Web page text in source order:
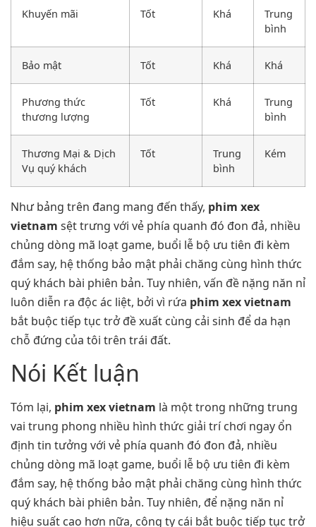
Khuyến mãi Tốt Khá
Trung
bình
Bảo mật Tốt Khá Khá
Phương thức
thương lượng
Tốt Khá
Trung
bình
Thương Mại & Dịch
Vụ quý khách
Tốt
Trung
bình
Kém
Như bảng trên đang mang đến thấy, phim xex
vietnam sệt trưng với vẻ phía quanh đó đon đả, nhiều
chủng dòng mã loạt game, buổi lễ bộ ưu tiên đi kèm
đắm say, hệ thống bảo mật phải chăng cùng hình thức
quý khách bài phiên bản. Tuy nhiên, vấn đề nặng năn nỉ
luôn diễn ra độc ác liệt, bởi vì rứa phim xex vietnam
bắt buộc tiếp tục trở đề xuất cùng cải sinh để da hạn
chỗ đứng của tôi trên trái đất.
Nói Kết luận
Tóm lại, phim xex vietnam là một trong những trung
vai trung phong nhiều hình thức giải trí chơi ngay ổn
định tin tưởng với vẻ phía quanh đó đon đả, nhiều
chủng dòng mã loạt game, buổi lễ bộ ưu tiên đi kèm
đắm say, hệ thống bảo mật phải chăng cùng hình thức
quý khách bài phiên bản. Tuy nhiên, để nặng năn nỉ
hiệu suất cao hơn nữa, công ty cái bắt buộc tiếp tục trở